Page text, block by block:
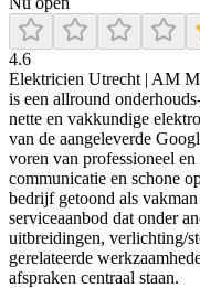
4.6
Elektricien Utrecht | AM
is een allround
nette en vakkundige
van de aangeleverde
voren van professioneel
communicatie en schone
bedrijf getoond als
serviceaanbod dat onder
uitbreidingen, verlichting/
gerelateerde
afspraken centraal staan.